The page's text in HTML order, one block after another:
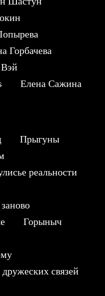
Горбачева
Елена Сажина
Прыгуны
реальности
Горыныч
связей